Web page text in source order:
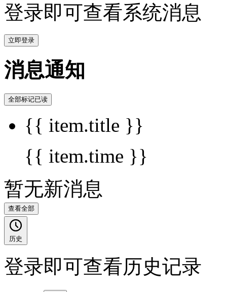
登录即可查看系统消息
立即登录
消息通知
全部标记已读
{{ item.title }}
{{ item.time }}
暂无新消息
查看全部
历史
登录即可查看历史记录